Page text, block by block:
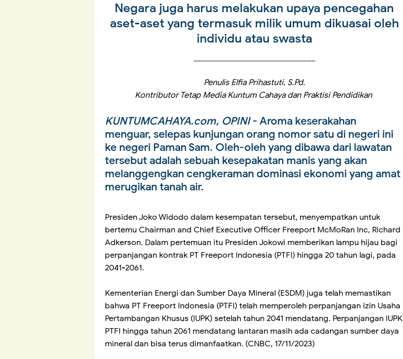
Negara juga harus melakukan upaya pencegahan
aset-aset yang termasuk milik umum dikuasai oleh
individu atau swasta
Penulis Elfia Prihastuti, S.Pd.
Kontributor Tetap Media Kuntum Cahaya dan Praktisi Pendidikan
KUNTUMCAHAYA.com, OPINI- Aroma keserakahan
menguar, selepas kunjungan orang nomor satu di negeri ini
ke negeri Paman Sam. Oleh-oleh yang dibawa dari lawatan
tersebut adalah sebuah kesepakatan manis yang akan
melanggengkan cengkeraman dominasi ekonomi yang amat
merugikan tanah air.
Presiden Joko Widodo dalam kesempatan tersebut, menyempatkan untuk
bertemu Chairman and Chief Executive Officer Freeport McMoRan Inc, Richard
Adkerson. Dalam pertemuan itu Presiden Jokowi memberikan lampu hijau bagi
perpanjangan kontrak PT Freeport Indonesia (PTFI) hingga 20 tahun lagi, pada
2041-2061.
Kementerian Energi dan Sumber Daya Mineral (ESDM) juga telah memastikan
bahwa PT Freeport Indonesia (PTFI) telah memperoleh perpanjangan izin Usaha
Pertambangan Khusus (IUPK) setelah tahun 2041 mendatang. Perpanjangan IUPK
PTFI hingga tahun 2061 mendatang lantaran masih ada cadangan sumber daya
mineral dan bisa terus dimanfaatkan. (CNBC, 17/11/2023)